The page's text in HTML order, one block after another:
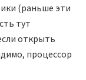
(раньше эти
тут
открыть
процессор